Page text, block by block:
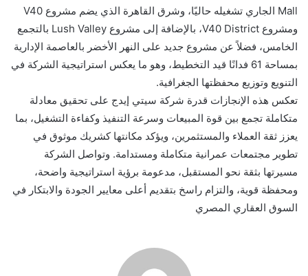
Mall الجاري تشغيله حاليًا، وشرق القاهرة الذي يضم مشروع V40
ومشروع V40 District، بالإضافة إلى مشروع Lush Valley بالتجمع
الخامس، فضلاً عن مشروع جديد على النهر الأخضر بالعاصمة الإدارية
بمساحة 61 فدانًا قيد التخطيط، وهو ما يعكس استراتيجية الشركة في
التنويع وتوزيع محفظتها الجغرافية.
تعكس هذه الإنجازات قدرة شركة سيتي إيدج على تحقيق معادلة
متكاملة تجمع بين قوة المبيعات وسرعة التنفيذ وكفاءة التشغيل، بما
يعزز ثقة العملاء والمستثمرين، ويؤكد مكانتها كشريك موثوق في
تطوير مجتمعات عمرانية متكاملة ومستدامة. وتواصل الشركة
مسيرتها بثقة نحو المستقبل، مدعومة برؤية استراتيجية واضحة،
ومحفظة قوية، والتزام راسخ بتقديم أعلى معايير الجودة والابتكار في
السوق العقاري المصري